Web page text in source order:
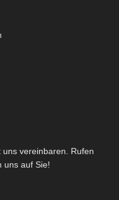
vereinbaren. Rufen
uns auf Sie!